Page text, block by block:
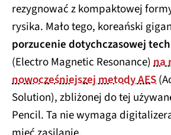
okazuje sięniepewność dostaw
szczególnie z uwagi na napięcia
Dla firmy to zbyt duże ryzyko jak
kluczowy w konstrukcji
możliwy powrót do włókna
jeden potencjalny skutek: powrót
rysika S Pen.